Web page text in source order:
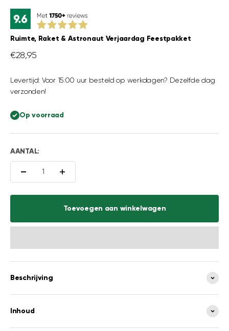
Ruimte, Raket & Astronaut Verjaardag Feestpakket
Aanbiedingsprijs
€28,95
Levertijd: Voor 15:00 uur besteld op werkdagen? Dezelfde dag
verzonden!
Op voorraad
AANTAL:
Toevoegen aan winkelwagen
Beschrijving
Inhoud